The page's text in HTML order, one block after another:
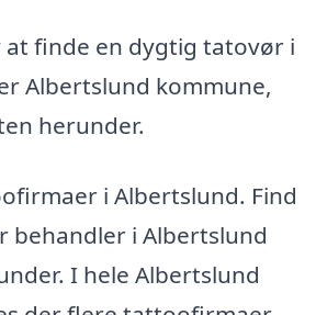
at finde en dygtig tatovør i
Albertslund kommune,
herunder.
i Albertslund. Find
behandler i Albertslund
I hele Albertslund